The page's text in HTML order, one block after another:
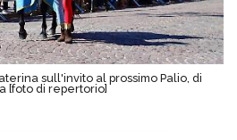
sull'invito al prossimo Palio, di
[foto di repertorio]